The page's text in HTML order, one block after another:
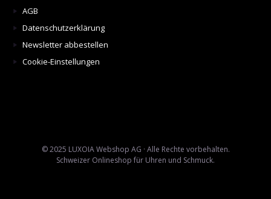
AGB
Datenschutzerklärung
Newsletter abbestellen
Cookie-Einstellungen
© 2025 LUXOIA Webshop AG · Alle Rechte vorbehalten.
Schweizer Onlineshop für Uhren und Schmuck.